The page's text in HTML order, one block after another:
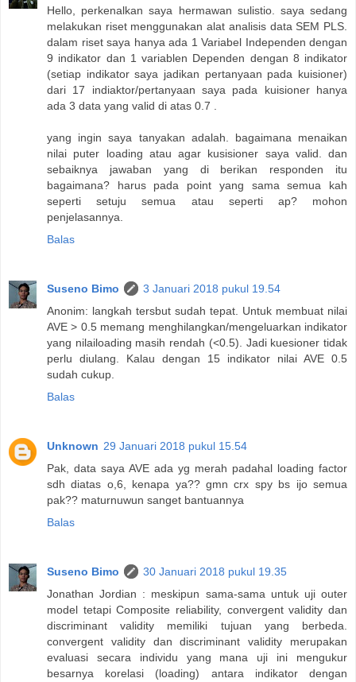
Hello, perkenalkan saya hermawan sulistio. saya sedang
melakukan riset menggunakan alat analisis data SEM PLS.
dalam riset saya hanya ada 1 Variabel Independen dengan
9 indikator dan 1 variablen Dependen dengan 8 indikator
(setiap indikator saya jadikan pertanyaan pada kuisioner)
dari 17 indiaktor/pertanyaan saya pada kuisioner hanya
ada 3 data yang valid di atas 0.7 .
yang ingin saya tanyakan adalah. bagaimana menaikan
nilai puter loading atau agar kusisioner saya valid. dan
sebaiknya jawaban yang di berikan responden itu
bagaimana? harus pada point yang sama semua kah
seperti setuju semua atau seperti ap? mohon
penjelasannya.
Balas
Suseno Bimo
3 Januari 2018 pukul 19.54
Anonim: langkah tersbut sudah tepat. Untuk membuat nilai
AVE > 0.5 memang menghilangkan/mengeluarkan indikator
yang nilailoading masih rendah (<0.5). Jadi kuesioner tidak
perlu diulang. Kalau dengan 15 indikator nilai AVE 0.5
sudah cukup.
Balas
Unknown 29 Januari 2018 pukul 15.54
Pak, data saya AVE ada yg merah padahal loading factor
sdh diatas o,6, kenapa ya?? gmn crx spy bs ijo semua
pak?? maturnuwun sanget bantuannya
Balas
Suseno Bimo
30 Januari 2018 pukul 19.35
Jonathan Jordian : meskipun sama-sama untuk uji outer
model tetapi Composite reliability, convergent validity dan
discriminant validity memiliki tujuan yang berbeda.
convergent validity dan discriminant validity merupakan
evaluasi secara individu yang mana uji ini mengukur
besarnya korelasi (loading) antara indikator dengan